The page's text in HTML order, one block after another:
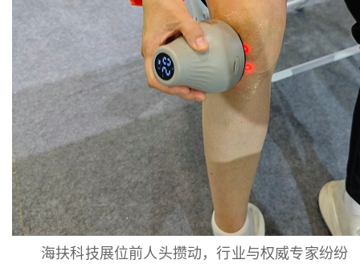
海扶科技展位前人头攒动，行业与权威专家纷纷